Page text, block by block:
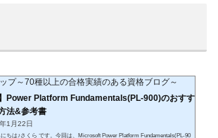
プ～70種以上の合格実績のある資格ブログ～
】Power Platform Fundamentals(PL-900)のおすす
法&参考書
1月22日
ちは♪さくら です。今回は、Microsoft Power Platform Fundamentals(PL-90